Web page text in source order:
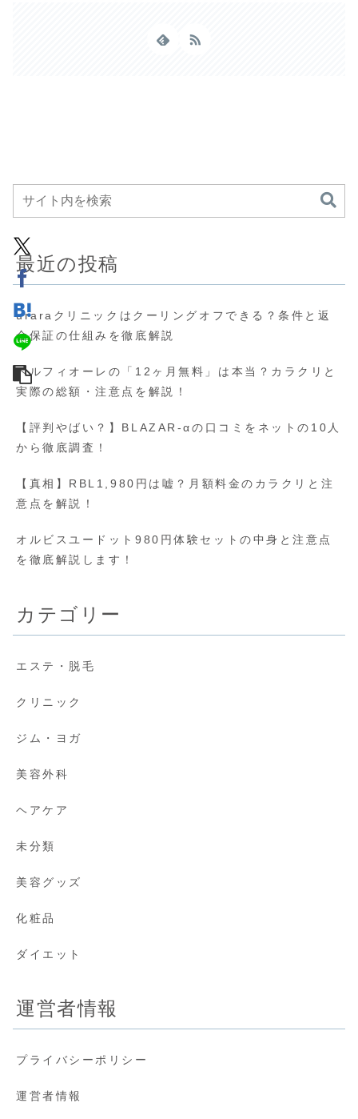
最近の投稿
uraraクリニックはクーリングオフできる？条件と返
金保証の仕組みを徹底解説
ベルフィオーレの「12ヶ月無料」は本当？カラクリと
実際の総額・注意点を解説！
【評判やばい？】BLAZAR-αの口コミをネットの10人
から徹底調査！
【真相】RBL1,980円は嘘？月額料金のカラクリと注
意点を解説！
オルビスユードット980円体験セットの中身と注意点
を徹底解説します！
カテゴリー
エステ・脱毛
クリニック
ジム・ヨガ
美容外科
ヘアケア
未分類
美容グッズ
化粧品
ダイエット
運営者情報
プライバシーポリシー
運営者情報